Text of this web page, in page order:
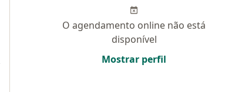
O agendamento online não está
disponível
Mostrar perfil